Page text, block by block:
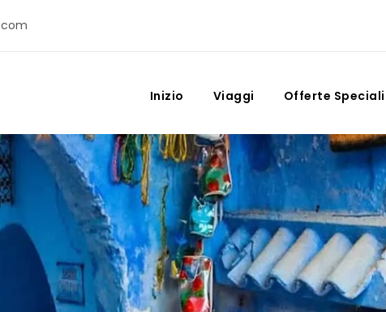
Inizio Viaggi Offerte Speciali